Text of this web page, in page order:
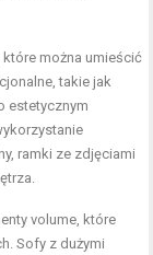
, które można umieścić
takie jak
estetycznym
ramki ze zdjęciami
volume, które
Sofy z dużymi